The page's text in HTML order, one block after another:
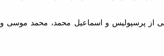
از پرسپولیس و اسماعیل محمد، محمد موسی و